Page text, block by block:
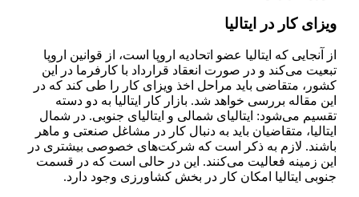
ویزای کار در ایتالیا
از آنجایی که ایتالیا عضو اتحادیه اروپا است، از قوانین اروپا
تبعیت می‌کند و در صورت انعقاد قرارداد با کارفرما در این
کشور، متقاضی باید مراحل اخذ ویزای کار را طی کند که در
این مقاله بررسی خواهد شد. بازار کار ایتالیا به دو دسته
تقسیم می‌شود: ایتالیای شمالی و ایتالیای جنوبی. در شمال
ایتالیا، متقاضیان باید به دنبال کار در مشاغل صنعتی و ماهر
باشند. لازم به ذکر است که شرکت‌های خصوصی بیشتری در
این زمینه فعالیت می‌کنند. این در حالی است که در قسمت
جنوبی ایتالیا امکان کار در بخش کشاورزی وجود دارد.